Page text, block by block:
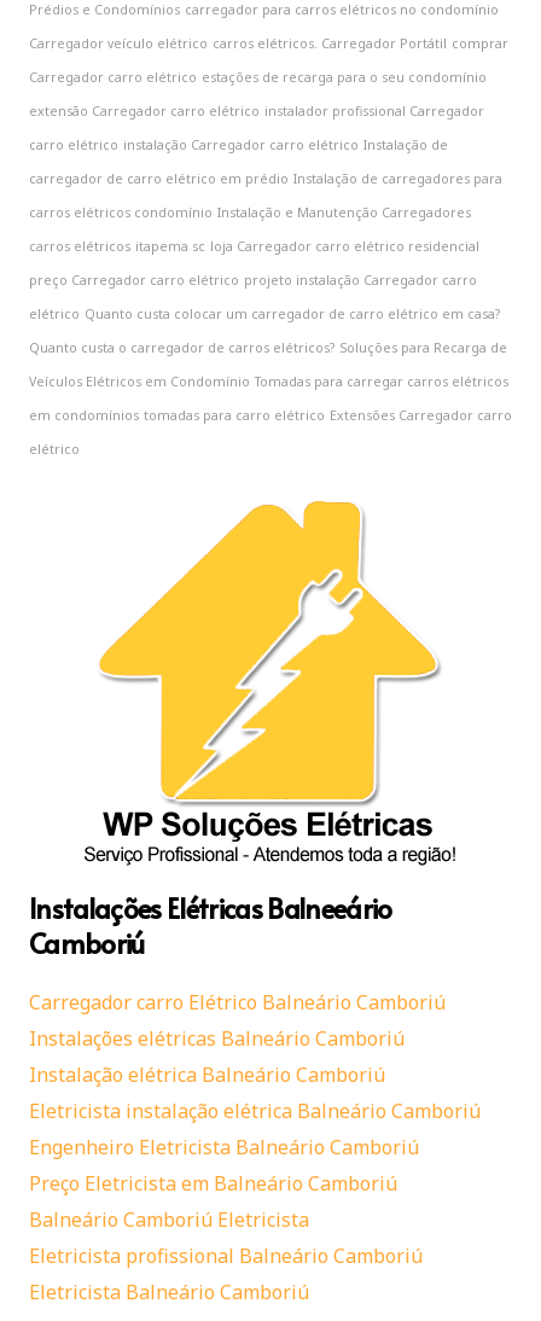
Prédios e Condomínios carregador para carros elétricos no condomínio
Carregador veículo elétrico carros elétricos. Carregador Portátil comprar
Carregador carro elétrico estações de recarga para o seu condomínio
extensão Carregador carro elétrico instalador profissional Carregador
carro elétrico instalação Carregador carro elétrico Instalação de
carregador de carro elétrico em prédio Instalação de carregadores para
carros elétricos condomínio Instalação e Manutenção Carregadores
carros elétricos itapema sc loja Carregador carro elétrico residencial
preço Carregador carro elétrico projeto instalação Carregador carro
elétrico Quanto custa colocar um carregador de carro elétrico em casa?
Quanto custa o carregador de carros elétricos? Soluções para Recarga de
Veículos Elétricos em Condomínio Tomadas para carregar carros elétricos
em condomínios tomadas para carro elétrico ‎Extensões Carregador carro
elétrico
Instalações Elétricas Balneeário
Camboriú
Carregador carro Elétrico Balneário Camboriú
Instalações elétricas Balneário Camboriú
Instalação elétrica Balneário Camboriú
Eletricista instalação elétrica Balneário Camboriú
Engenheiro Eletricista Balneário Camboriú
Preço Eletricista em Balneário Camboriú
Balneário Camboriú Eletricista
Eletricista profissional Balneário Camboriú
Eletricista Balneário Camboriú